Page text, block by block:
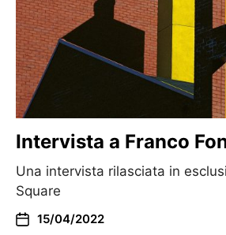
Intervista a Franco
Una intervista rilasciata in
Square
15/04/2022